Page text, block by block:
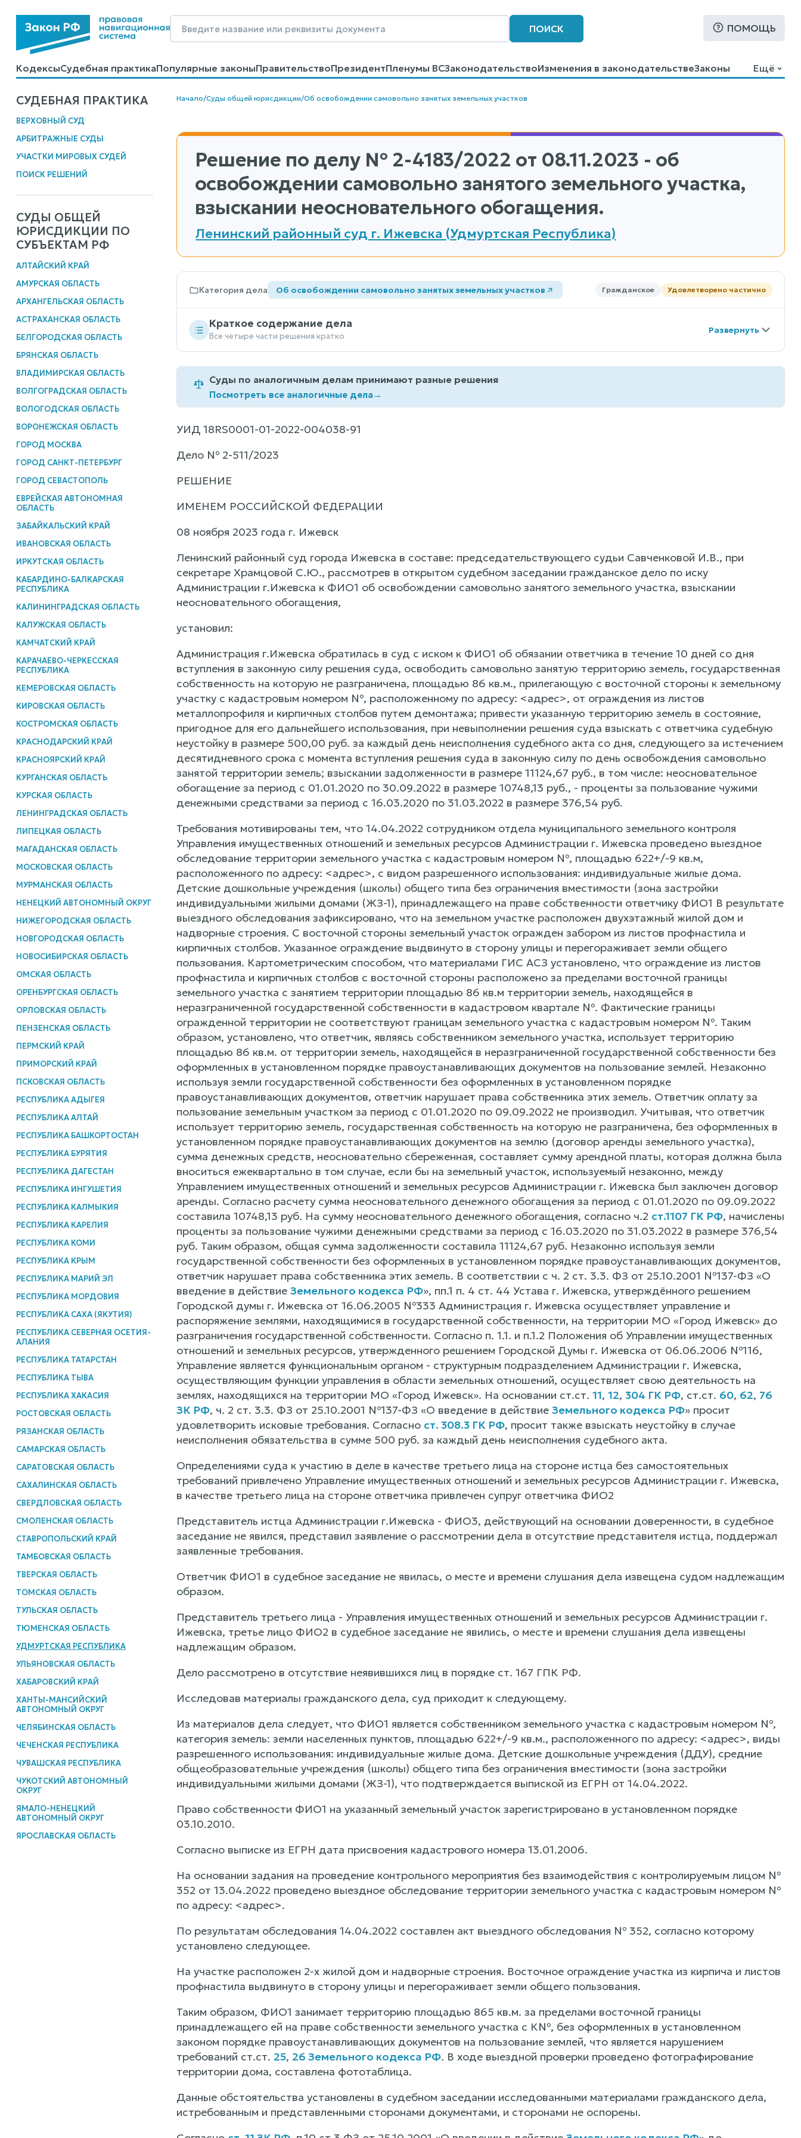
ПОИСК ПОМОЩЬ
КодексыСудебная практикаПопулярные законыПравительствоПрезидентПленумы ВСЗаконодательствоИзменения в законодательствеЗаконы
КалькуляторыСправочные материалыОбразцы договоровКонтактыПомощьПоиск
Ещё
СУДЕБНАЯ ПРАКТИКА
ВЕРХОВНЫЙ СУД
АРБИТРАЖНЫЕ СУДЫ
УЧАСТКИ МИРОВЫХ СУДЕЙ
ПОИСК РЕШЕНИЙ
СУДЫ ОБЩЕЙ
ЮРИСДИКЦИИ ПО
СУБЪЕКТАМ РФ
АЛТАЙСКИЙ КРАЙ
АМУРСКАЯ ОБЛАСТЬ
АРХАНГЕЛЬСКАЯ ОБЛАСТЬ
АСТРАХАНСКАЯ ОБЛАСТЬ
БЕЛГОРОДСКАЯ ОБЛАСТЬ
БРЯНСКАЯ ОБЛАСТЬ
ВЛАДИМИРСКАЯ ОБЛАСТЬ
ВОЛГОГРАДСКАЯ ОБЛАСТЬ
ВОЛОГОДСКАЯ ОБЛАСТЬ
ВОРОНЕЖСКАЯ ОБЛАСТЬ
ГОРОД МОСКВА
ГОРОД САНКТ-ПЕТЕРБУРГ
ГОРОД СЕВАСТОПОЛЬ
ЕВРЕЙСКАЯ АВТОНОМНАЯ
ОБЛАСТЬ
ЗАБАЙКАЛЬСКИЙ КРАЙ
ИВАНОВСКАЯ ОБЛАСТЬ
ИРКУТСКАЯ ОБЛАСТЬ
КАБАРДИНО-БАЛКАРСКАЯ
РЕСПУБЛИКА
КАЛИНИНГРАДСКАЯ ОБЛАСТЬ
КАЛУЖСКАЯ ОБЛАСТЬ
КАМЧАТСКИЙ КРАЙ
КАРАЧАЕВО-ЧЕРКЕССКАЯ
РЕСПУБЛИКА
КЕМЕРОВСКАЯ ОБЛАСТЬ
КИРОВСКАЯ ОБЛАСТЬ
КОСТРОМСКАЯ ОБЛАСТЬ
КРАСНОДАРСКИЙ КРАЙ
КРАСНОЯРСКИЙ КРАЙ
КУРГАНСКАЯ ОБЛАСТЬ
КУРСКАЯ ОБЛАСТЬ
ЛЕНИНГРАДСКАЯ ОБЛАСТЬ
ЛИПЕЦКАЯ ОБЛАСТЬ
МАГАДАНСКАЯ ОБЛАСТЬ
МОСКОВСКАЯ ОБЛАСТЬ
МУРМАНСКАЯ ОБЛАСТЬ
НЕНЕЦКИЙ АВТОНОМНЫЙ ОКРУГ
НИЖЕГОРОДСКАЯ ОБЛАСТЬ
НОВГОРОДСКАЯ ОБЛАСТЬ
НОВОСИБИРСКАЯ ОБЛАСТЬ
ОМСКАЯ ОБЛАСТЬ
ОРЕНБУРГСКАЯ ОБЛАСТЬ
ОРЛОВСКАЯ ОБЛАСТЬ
ПЕНЗЕНСКАЯ ОБЛАСТЬ
ПЕРМСКИЙ КРАЙ
ПРИМОРСКИЙ КРАЙ
ПСКОВСКАЯ ОБЛАСТЬ
РЕСПУБЛИКА АДЫГЕЯ
РЕСПУБЛИКА АЛТАЙ
РЕСПУБЛИКА БАШКОРТОСТАН
РЕСПУБЛИКА БУРЯТИЯ
РЕСПУБЛИКА ДАГЕСТАН
РЕСПУБЛИКА ИНГУШЕТИЯ
РЕСПУБЛИКА КАЛМЫКИЯ
РЕСПУБЛИКА КАРЕЛИЯ
РЕСПУБЛИКА КОМИ
РЕСПУБЛИКА КРЫМ
РЕСПУБЛИКА МАРИЙ ЭЛ
РЕСПУБЛИКА МОРДОВИЯ
РЕСПУБЛИКА САХА (ЯКУТИЯ)
РЕСПУБЛИКА СЕВЕРНАЯ ОСЕТИЯ-
АЛАНИЯ
РЕСПУБЛИКА ТАТАРСТАН
РЕСПУБЛИКА ТЫВА
РЕСПУБЛИКА ХАКАСИЯ
РОСТОВСКАЯ ОБЛАСТЬ
РЯЗАНСКАЯ ОБЛАСТЬ
САМАРСКАЯ ОБЛАСТЬ
САРАТОВСКАЯ ОБЛАСТЬ
САХАЛИНСКАЯ ОБЛАСТЬ
СВЕРДЛОВСКАЯ ОБЛАСТЬ
СМОЛЕНСКАЯ ОБЛАСТЬ
СТАВРОПОЛЬСКИЙ КРАЙ
ТАМБОВСКАЯ ОБЛАСТЬ
ТВЕРСКАЯ ОБЛАСТЬ
ТОМСКАЯ ОБЛАСТЬ
ТУЛЬСКАЯ ОБЛАСТЬ
ТЮМЕНСКАЯ ОБЛАСТЬ
УДМУРТСКАЯ РЕСПУБЛИКА
УЛЬЯНОВСКАЯ ОБЛАСТЬ
ХАБАРОВСКИЙ КРАЙ
ХАНТЫ-МАНСИЙСКИЙ
АВТОНОМНЫЙ ОКРУГ
ЧЕЛЯБИНСКАЯ ОБЛАСТЬ
ЧЕЧЕНСКАЯ РЕСПУБЛИКА
ЧУВАШСКАЯ РЕСПУБЛИКА
ЧУКОТСКИЙ АВТОНОМНЫЙ
ОКРУГ
ЯМАЛО-НЕНЕЦКИЙ
АВТОНОМНЫЙ ОКРУГ
ЯРОСЛАВСКАЯ ОБЛАСТЬ
Начало/Суды общей юрисдикции/Об освобождении самовольно занятых земельных участков
Решение по делу № 2-4183/2022 от 08.11.2023 - об
освобождении самовольно занятого земельного участка,
взыскании неосновательного обогащения.
Ленинский районный суд г. Ижевска (Удмуртская Республика)
Категория дела Об освобождении самовольно занятых земельных участков Гражданское Удовлетворено частично
Краткое содержание дела
Все четыре части решения кратко
Суды по аналогичным делам принимают разные решения
Посмотреть все аналогичные дела→
УИД 18RS0001-01-2022-004038-91
Дело № 2-511/2023
РЕШЕНИЕ
ИМЕНЕМ РОССИЙСКОЙ ФЕДЕРАЦИИ
08 ноября 2023 года г. Ижевск
Ленинский районный суд города Ижевска в составе: председательствующего судьи Савченковой И.В., при
секретаре Храмцовой С.Ю., рассмотрев в открытом судебном заседании гражданское дело по иску
Администрации г.Ижевска к ФИО1 об освобождении самовольно занятого земельного участка, взыскании
неосновательного обогащения,
установил:
Администрация г.Ижевска обратилась в суд с иском к ФИО1 об обязании ответчика в течение 10 дней со дня
вступления в законную силу решения суда, освободить самовольно занятую территорию земель, государственная
собственность на которую не разграничена, площадью 86 кв.м., прилегающую с восточной стороны к земельному
участку с кадастровым номером №, расположенному по адресу: <адрес>, от ограждения из листов
металлопрофиля и кирпичных столбов путем демонтажа; привести указанную территорию земель в состояние,
пригодное для его дальнейшего использования, при невыполнении решения суда взыскать с ответчика судебную
неустойку в размере 500,00 руб. за каждый день неисполнения судебного акта со дня, следующего за истечением
десятидневного срока с момента вступления решения суда в законную силу по день освобождения самовольно
занятой территории земель; взыскании задолженности в размере 11124,67 руб., в том числе: неосновательное
обогащение за период с 01.01.2020 по 30.09.2022 в размере 10748,13 руб., - проценты за пользование чужими
денежными средствами за период с 16.03.2020 по 31.03.2022 в размере 376,54 руб.
Требования мотивированы тем, что 14.04.2022 сотрудником отдела муниципального земельного контроля
Управления имущественных отношений и земельных ресурсов Администрации г. Ижевска проведено выездное
обследование территории земельного участка с кадастровым номером №, площадью 622+/-9 кв.м,
расположенного по адресу: <адрес>, с видом разрешенного использования: индивидуальные жилые дома.
Детские дошкольные учреждения (школы) общего типа без ограничения вместимости (зона застройки
индивидуальными жилыми домами (ЖЗ-1), принадлежащего на праве собственности ответчику ФИО1 В результате
выездного обследования зафиксировано, что на земельном участке расположен двухэтажный жилой дом и
надворные строения. С восточной стороны земельный участок огражден забором из листов профнастила и
кирпичных столбов. Указанное ограждение выдвинуто в сторону улицы и перегораживает земли общего
пользования. Картометрическим способом, что материалами ГИС АСЗ установлено, что ограждение из листов
профнастила и кирпичных столбов с восточной стороны расположено за пределами восточной границы
земельного участка с занятием территории площадью 86 кв.м территории земель, находящейся в
неразграниченной государственной собственности в кадастровом квартале №. Фактические границы
огражденной территории не соответствуют границам земельного участка с кадастровым номером №. Таким
образом, установлено, что ответчик, являясь собственником земельного участка, использует территорию
площадью 86 кв.м. от территории земель, находящейся в неразграниченной государственной собственности без
оформленных в установленном порядке правоустанавливающих документов на пользование землей. Незаконно
используя земли государственной собственности без оформленных в установленном порядке
правоустанавливающих документов, ответчик нарушает права собственника этих земель. Ответчик оплату за
пользование земельным участком за период с 01.01.2020 по 09.09.2022 не производил. Учитывая, что ответчик
использует территорию земель, государственная собственность на которую не разграничена, без оформленных в
установленном порядке правоустанавливающих документов на землю (договор аренды земельного участка),
сумма денежных средств, неосновательно сбереженная, составляет сумму арендной платы, которая должна была
вноситься ежеквартально в том случае, если бы на земельный участок, используемый незаконно, между
Управлением имущественных отношений и земельных ресурсов Администрации г. Ижевска был заключен договор
аренды. Согласно расчету сумма неосновательного денежного обогащения за период с 01.01.2020 по 09.09.2022
составила 10748,13 руб. На сумму неосновательного денежного обогащения, согласно ч.2 ст.1107 ГК РФ, начислены
проценты за пользование чужими денежными средствами за период с 16.03.2020 по 31.03.2022 в размере 376,54
руб. Таким образом, общая сумма задолженности составила 11124,67 руб. Незаконно используя земли
государственной собственности без оформленных в установленном порядке правоустанавливающих документов,
ответчик нарушает права собственника этих земель. В соответствии с ч. 2 ст. 3.3. ФЗ от 25.10.2001 №137-ФЗ «О
введение в действие Земельного кодекса РФ», пп.1 п. 4 ст. 44 Устава г. Ижевска, утверждённого решением
Городской думы г. Ижевска от 16.06.2005 №333 Администрация г. Ижевска осуществляет управление и
распоряжение землями, находящимися в государственной собственности, на территории МО «Город Ижевск» до
разграничения государственной собственности. Согласно п. 1.1. и п.1.2 Положения об Управлении имущественных
отношений и земельных ресурсов, утвержденного решением Городской Думы г. Ижевска от 06.06.2006 №116,
Управление является функциональным органом - структурным подразделением Администрации г. Ижевска,
осуществляющим функции управления в области земельных отношений, осуществляет свою деятельность на
землях, находящихся на территории МО «Город Ижевск». На основании ст.ст. 11, 12, 304 ГК РФ, ст.ст. 60, 62, 76
ЗК РФ, ч. 2 ст. 3.3. ФЗ от 25.10.2001 №137-ФЗ «О введение в действие Земельного кодекса РФ» просит
удовлетворить исковые требования. Согласно ст. 308.3 ГК РФ, просит также взыскать неустойку в случае
неисполнения обязательства в сумме 500 руб. за каждый день неисполнения судебного акта.
Определениями суда к участию в деле в качестве третьего лица на стороне истца без самостоятельных
требований привлечено Управление имущественных отношений и земельных ресурсов Администрации г. Ижевска,
в качестве третьего лица на стороне ответчика привлечен супруг ответчика ФИО2
Представитель истца Администрации г.Ижевска - ФИО3, действующий на основании доверенности, в судебное
заседание не явился, представил заявление о рассмотрении дела в отсутствие представителя истца, поддержал
заявленные требования.
Ответчик ФИО1 в судебное заседание не явилась, о месте и времени слушания дела извещена судом надлежащим
образом.
Представитель третьего лица - Управления имущественных отношений и земельных ресурсов Администрации г.
Ижевска, третье лицо ФИО2 в судебное заседание не явились, о месте и времени слушания дела извещены
надлежащим образом.
Дело рассмотрено в отсутствие неявившихся лиц в порядке ст. 167 ГПК РФ.
Исследовав материалы гражданского дела, суд приходит к следующему.
Из материалов дела следует, что ФИО1 является собственником земельного участка с кадастровым номером №,
категория земель: земли населенных пунктов, площадью 622+/-9 кв.м., расположенного по адресу: <адрес>, виды
разрешенного использования: индивидуальные жилые дома. Детские дошкольные учреждения (ДДУ), средние
общеобразовательные учреждения (школы) общего типа без ограничения вместимости (зона застройки
индивидуальными жилыми домами (ЖЗ-1), что подтверждается выпиской из ЕГРН от 14.04.2022.
Право собственности ФИО1 на указанный земельный участок зарегистрировано в установленном порядке
03.10.2010.
Согласно выписке из ЕГРН дата присвоения кадастрового номера 13.01.2006.
На основании задания на проведение контрольного мероприятия без взаимодействия с контролируемым лицом №
352 от 13.04.2022 проведено выездное обследование территории земельного участка с кадастровым номером №
по адресу: <адрес>.
По результатам обследования 14.04.2022 составлен акт выездного обследования № 352, согласно которому
установлено следующее.
На участке расположен 2-х жилой дом и надворные строения. Восточное ограждение участка из кирпича и листов
профнастила выдвинуто в сторону улицы и перегораживает земли общего пользования.
Таким образом, ФИО1 занимает территорию площадью 865 кв.м. за пределами восточной границы
принадлежащего ей на праве собственности земельного участка с К№, без оформленных в установленном
законом порядке правоустанавливающих документов на пользование землей, что является нарушением
требований ст.ст. 25, 26 Земельного кодекса РФ. В ходе выездной проверки проведено фотографирование
территории дома, составлена фототаблица.
Данные обстоятельства установлены в судебном заседании исследованными материалами гражданского дела,
истребованным и представленными сторонами документами, и сторонами не оспорены.